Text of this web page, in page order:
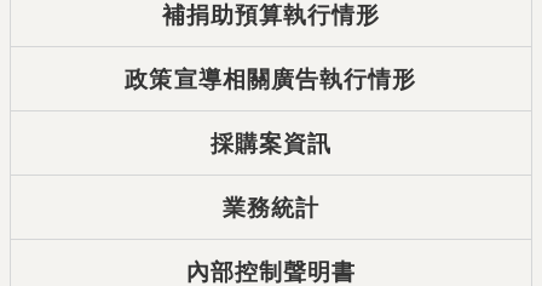
補捐助預算執行情形
政策宣導相關廣告執行情形
採購案資訊
業務統計
內部控制聲明書